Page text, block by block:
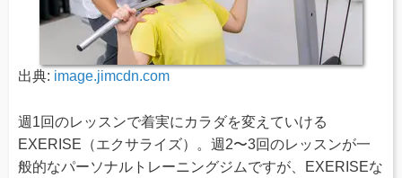
出典: image.jimcdn.com
週1回のレッスンで着実にカラダを変えていける
EXERISE（エクサライズ）。週2〜3回のレッスンが一
般的なパーソナルトレーニングジムですが、EXERISEな